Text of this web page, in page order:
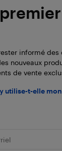
informé des
nouveaux
de vente
utilise-t-elle